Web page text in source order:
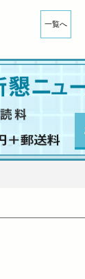
一覧へ